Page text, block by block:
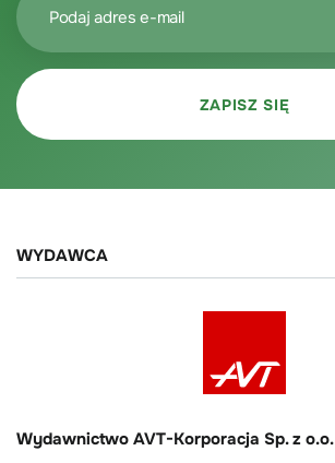
WYDAWCA
Wydawnictwo AVT-Korporacja Sp. z o.o.